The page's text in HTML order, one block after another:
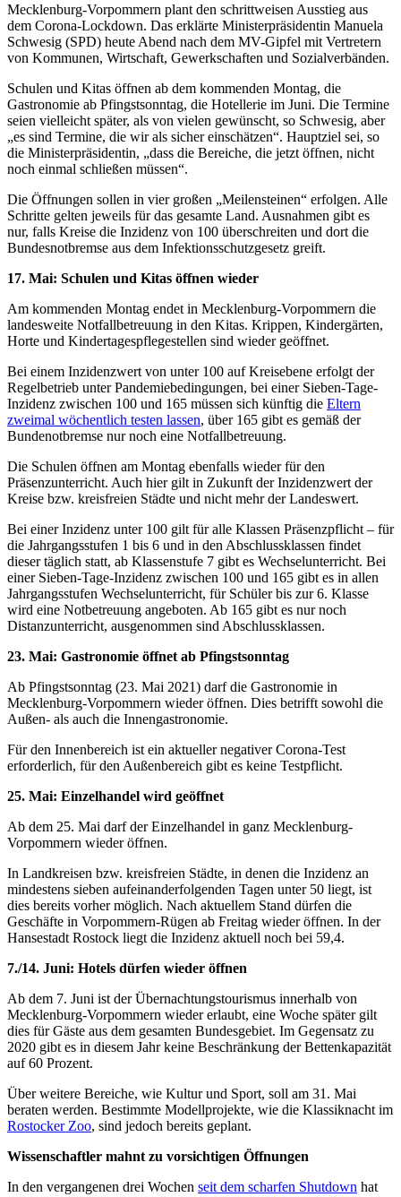
Mecklenburg-Vorpommern plant den schrittweisen Ausstieg aus
dem Corona-Lockdown. Das erklärte Ministerpräsidentin Manuela
Schwesig (SPD) heute Abend nach dem MV-Gipfel mit Vertretern
von Kommunen, Wirtschaft, Gewerkschaften und Sozialverbänden.
Schulen und Kitas öffnen ab dem kommenden Montag, die
Gastronomie ab Pfingstsonntag, die Hotellerie im Juni. Die Termine
seien vielleicht später, als von vielen gewünscht, so Schwesig, aber
„es sind Termine, die wir als sicher einschätzen“. Hauptziel sei, so
die Ministerpräsidentin, „dass die Bereiche, die jetzt öffnen, nicht
noch einmal schließen müssen“.
Die Öffnungen sollen in vier großen „Meilensteinen“ erfolgen. Alle
Schritte gelten jeweils für das gesamte Land. Ausnahmen gibt es
nur, falls Kreise die Inzidenz von 100 überschreiten und dort die
Bundesnotbremse aus dem Infektionsschutzgesetz greift.
17. Mai: Schulen und Kitas öffnen wieder
Am kommenden Montag endet in Mecklenburg-Vorpommern die
landesweite Notfallbetreuung in den Kitas. Krippen, Kindergärten,
Horte und Kindertagespflegestellen sind wieder geöffnet.
Bei einem Inzidenzwert von unter 100 auf Kreisebene erfolgt der
Regelbetrieb unter Pandemiebedingungen, bei einer Sieben-Tage-
Inzidenz zwischen 100 und 165 müssen sich künftig die Eltern
zweimal wöchentlich testen lassen, über 165 gibt es gemäß der
Bundenotbremse nur noch eine Notfallbetreuung.
Die Schulen öffnen am Montag ebenfalls wieder für den
Präsenzunterricht. Auch hier gilt in Zukunft der Inzidenzwert der
Kreise bzw. kreisfreien Städte und nicht mehr der Landeswert.
Bei einer Inzidenz unter 100 gilt für alle Klassen Präsenzpflicht – für
die Jahrgangsstufen 1 bis 6 und in den Abschlussklassen findet
dieser täglich statt, ab Klassenstufe 7 gibt es Wechselunterricht. Bei
einer Sieben-Tage-Inzidenz zwischen 100 und 165 gibt es in allen
Jahrgangsstufen Wechselunterricht, für Schüler bis zur 6. Klasse
wird eine Notbetreuung angeboten. Ab 165 gibt es nur noch
Distanzunterricht, ausgenommen sind Abschlussklassen.
23. Mai: Gastronomie öffnet ab Pfingstsonntag
Ab Pfingstsonntag (23. Mai 2021) darf die Gastronomie in
Mecklenburg-Vorpommern wieder öffnen. Dies betrifft sowohl die
Außen- als auch die Innengastronomie.
Für den Innenbereich ist ein aktueller negativer Corona-Test
erforderlich, für den Außenbereich gibt es keine Testpflicht.
25. Mai: Einzelhandel wird geöffnet
Ab dem 25. Mai darf der Einzelhandel in ganz Mecklenburg-
Vorpommern wieder öffnen.
In Landkreisen bzw. kreisfreien Städte, in denen die Inzidenz an
mindestens sieben aufeinanderfolgenden Tagen unter 50 liegt, ist
dies bereits vorher möglich. Nach aktuellem Stand dürfen die
Geschäfte in Vorpommern-Rügen ab Freitag wieder öffnen. In der
Hansestadt Rostock liegt die Inzidenz aktuell noch bei 59,4.
7./14. Juni: Hotels dürfen wieder öffnen
Ab dem 7. Juni ist der Übernachtungstourismus innerhalb von
Mecklenburg-Vorpommern wieder erlaubt, eine Woche später gilt
dies für Gäste aus dem gesamten Bundesgebiet. Im Gegensatz zu
2020 gibt es in diesem Jahr keine Beschränkung der Bettenkapazität
auf 60 Prozent.
Über weitere Bereiche, wie Kultur und Sport, soll am 31. Mai
beraten werden. Bestimmte Modellprojekte, wie die Klassiknacht im
Rostocker Zoo, sind jedoch bereits geplant.
Wissenschaftler mahnt zu vorsichtigen Öffnungen
In den vergangenen drei Wochen seit dem scharfen Shutdown hat